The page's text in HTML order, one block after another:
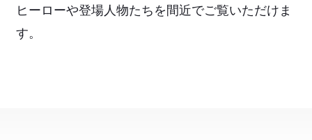
ヒーローや登場人物たちを間近でご覧いただけま
す。